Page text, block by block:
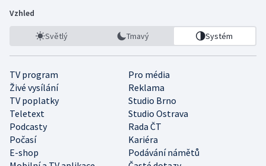
Vzhled
Světlý Tmavý Systém
TV program
Pro média
Živé vysílání
Reklama
TV poplatky
Studio Brno
Teletext
Studio Ostrava
Podcasty
Rada ČT
Počasí
Kariéra
E-shop
Podávání námětů